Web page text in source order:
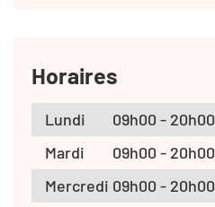
Horaires
Lundi
09h00 - 20h00
Mardi
09h00 - 20h00
Mercredi 09h00 - 20h00